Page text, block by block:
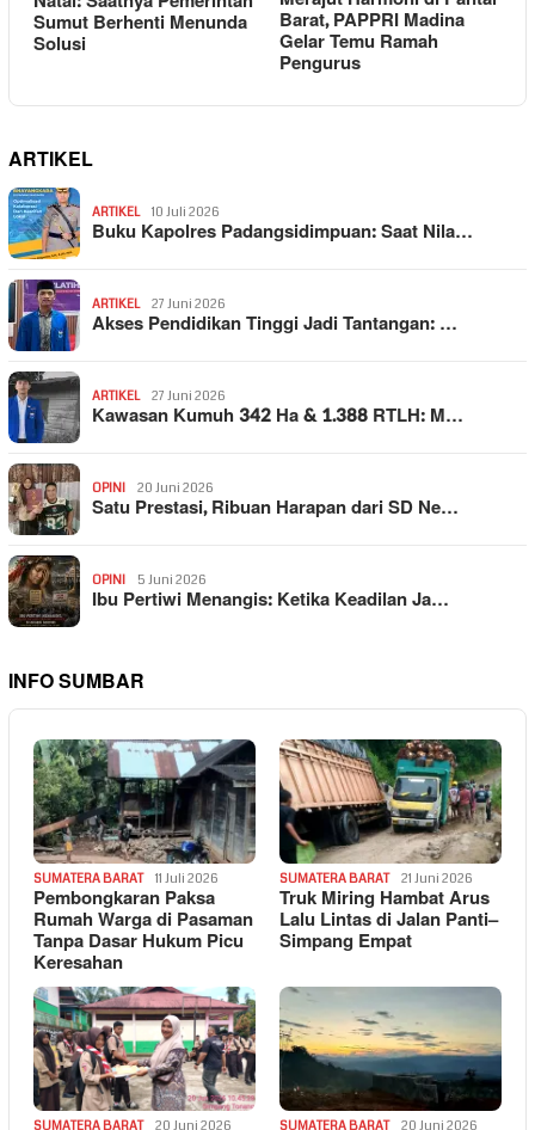
Sumut Berhenti Menunda
Solusi
Barat, PAPPRI Madina
Gelar Temu Ramah
Pengurus
ARTIKEL
ARTIKEL 10 Juli 2026
Buku Kapolres Padangsidimpuan: Saat Nila…
ARTIKEL 27 Juni 2026
Akses Pendidikan Tinggi Jadi Tantangan: …
ARTIKEL 27 Juni 2026
Kawasan Kumuh 342 Ha & 1.388 RTLH: M…
OPINI 20 Juni 2026
Satu Prestasi, Ribuan Harapan dari SD Ne…
OPINI 5 Juni 2026
Ibu Pertiwi Menangis: Ketika Keadilan Ja…
INFO SUMBAR
SUMATERA BARAT 11 Juli 2026
Pembongkaran Paksa
Rumah Warga di Pasaman
Tanpa Dasar Hukum Picu
Keresahan
SUMATERA BARAT 21 Juni 2026
Truk Miring Hambat Arus
Lalu Lintas di Jalan Panti–
Simpang Empat
SUMATERA BARAT 20 Juni 2026 SUMATERA BARAT 20 Juni 2026